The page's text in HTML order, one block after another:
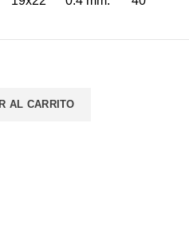
AL CARRITO